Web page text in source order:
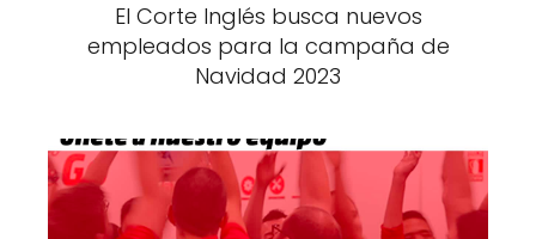
El Corte Inglés busca nuevos
empleados para la campaña de
Navidad 2023